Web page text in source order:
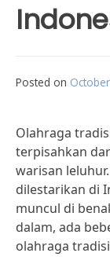
Posted on
Olahraga
terpisahkan
warisan
dilestarikan di
muncul di
dalam, ada
olahraga